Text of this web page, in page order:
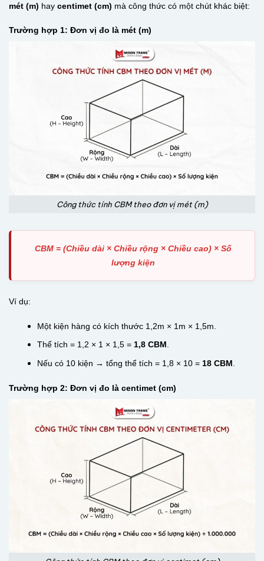
mét (m) hay centimet (cm) mà công thức có một chút khác biệt:
Trường hợp 1: Đơn vị đo là mét (m)
Công thức tính CBM theo đơn vị mét (m)
CBM = (Chiều dài × Chiều rộng × Chiều cao) × Số
lượng kiện
Ví dụ:
Một kiện hàng có kích thước 1,2m × 1m × 1,5m.
Thể tích = 1,2 × 1 × 1,5 = 1,8 CBM.
Nếu có 10 kiện → tổng thể tích = 1,8 × 10 = 18 CBM
Trường hợp 2: Đơn vị đo là centimet (cm)